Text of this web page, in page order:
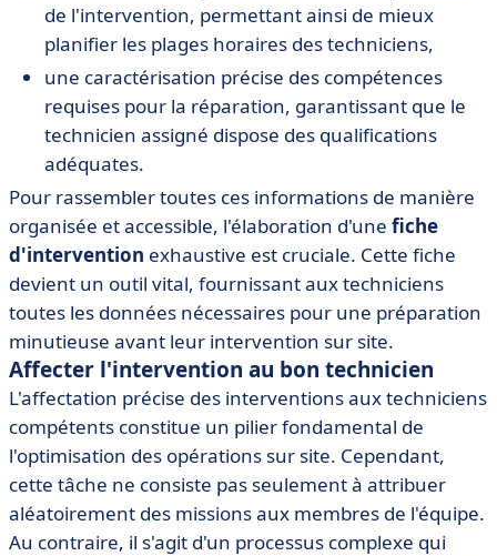
de l'intervention, permettant ainsi de mieux
planifier les plages horaires des techniciens,
une caractérisation précise des compétences
requises pour la réparation, garantissant que le
technicien assigné dispose des qualifications
adéquates.
Pour rassembler toutes ces informations de manière
organisée et accessible, l'élaboration d'une fiche
d'intervention exhaustive est cruciale. Cette fiche
devient un outil vital, fournissant aux techniciens
toutes les données nécessaires pour une préparation
minutieuse avant leur intervention sur site.
Affecter l'intervention au bon technicien
L'affectation précise des interventions aux techniciens
compétents constitue un pilier fondamental de
l'optimisation des opérations sur site. Cependant,
cette tâche ne consiste pas seulement à attribuer
aléatoirement des missions aux membres de l'équipe.
Au contraire, il s'agit d'un processus complexe qui